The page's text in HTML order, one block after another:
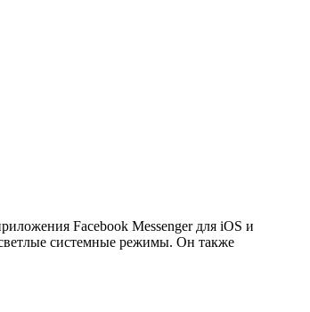
Facebook Messenger для iOS и
системные режимы. Он также